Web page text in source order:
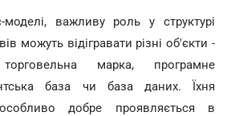
важливу роль у структурі
можуть відігравати різні об'єкти -
марка, програмне
база чи база даних. Їхня
добре проявляється в